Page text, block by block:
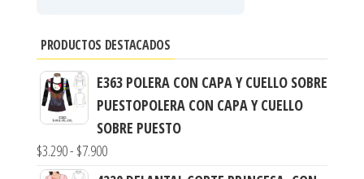
PRODUCTOS DESTACADOS
E363 POLERA CON CAPA Y CUELLO SOBRE
PUESTOPOLERA CON CAPA Y CUELLO
SOBRE PUESTO
$3.290- $7.900